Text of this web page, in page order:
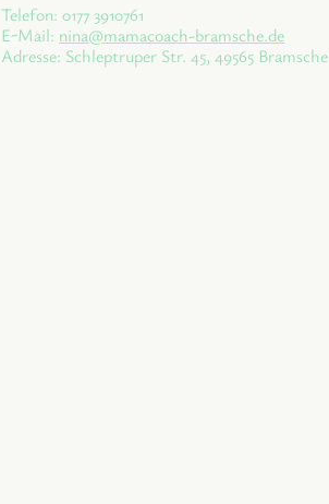
Telefon: 0177 3910761
E-Mail: nina@mamacoach-bramsche.de
Adresse: Schleptruper Str. 45, 49565 Bramsche